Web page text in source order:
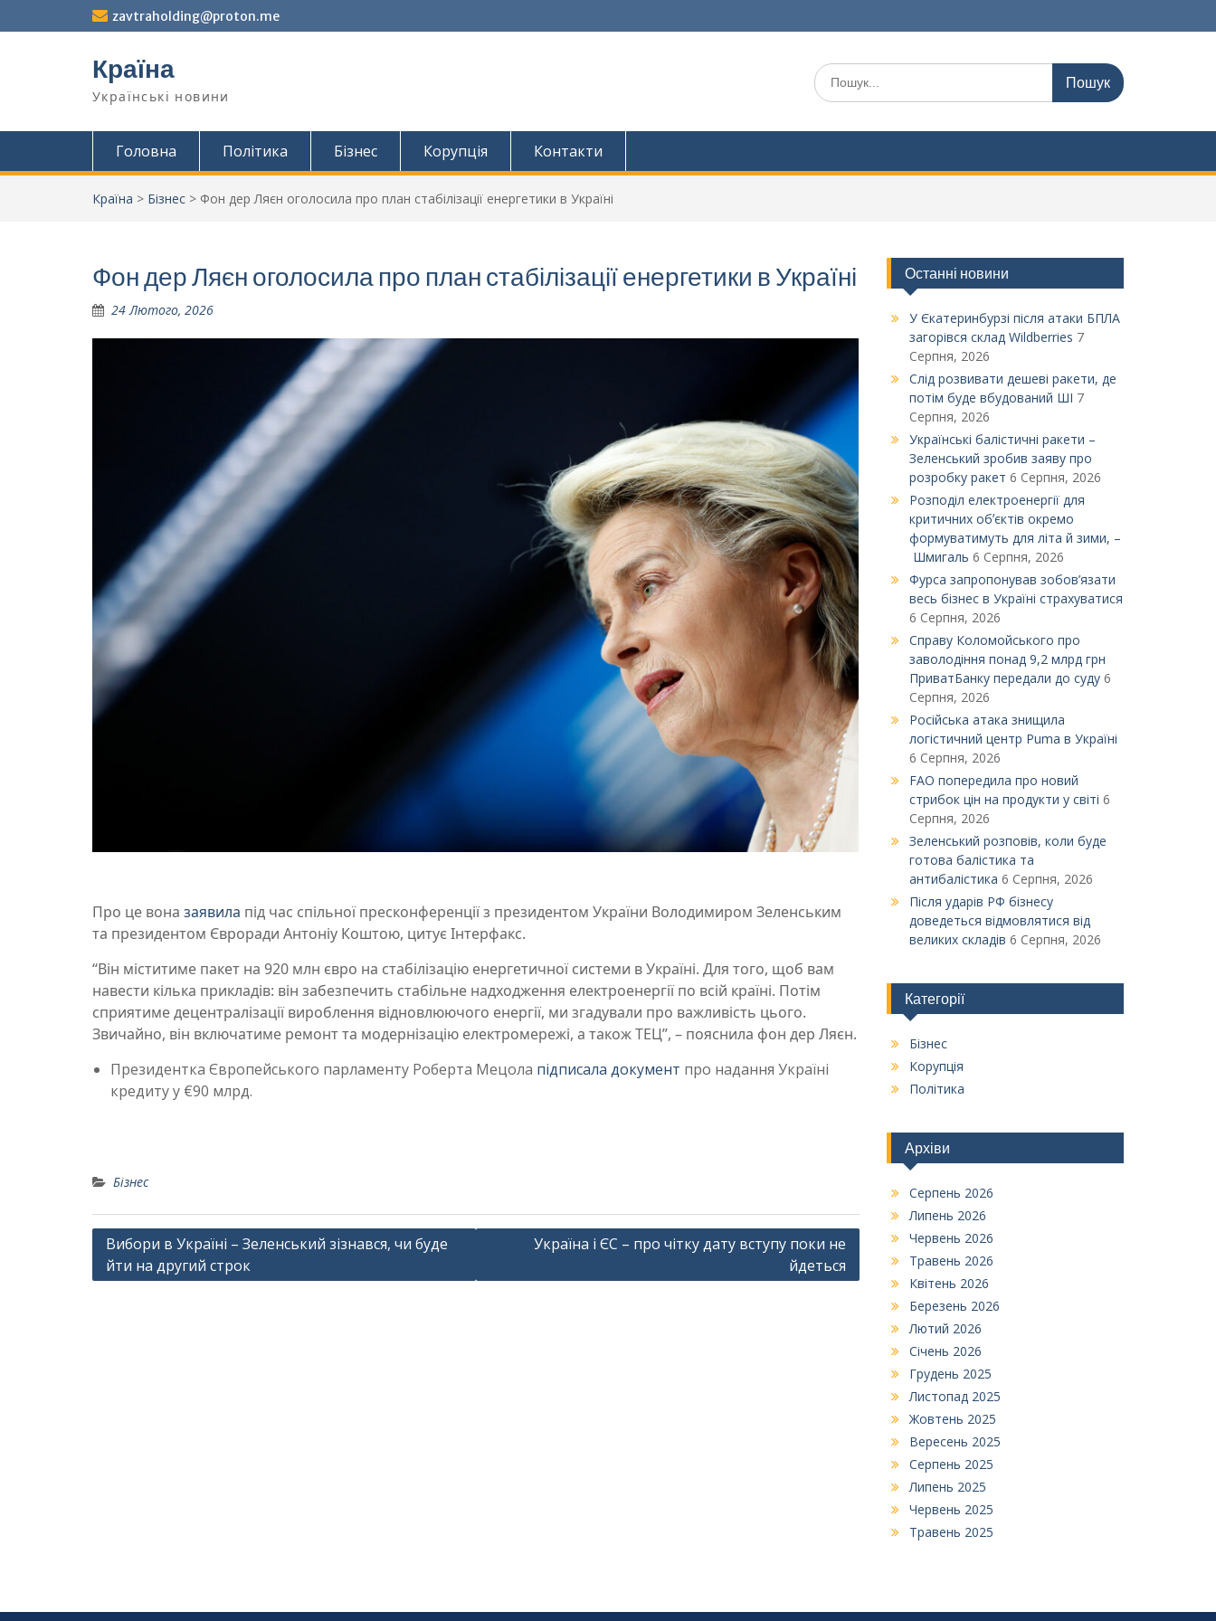
до
zavtraholding@proton.me
Країна
Українські новини
Шукати:
Головна Політика Бізнес Корупція Контакти
Країна > Бізнес > Фон дер Ляєн оголосила про план стабілізації енергетики в Україні
Фон дер Ляєн оголосила про план стабілізації енергетики в Україні
24 Лютого, 2026
Про це вона заявила під час спільної пресконференції з президентом України Володимиром Зеленським
та президентом Євроради Антоніу Коштою, цитує Інтерфакс.
“Він міститиме пакет на 920 млн євро на стабілізацію енергетичної системи в Україні. Для того, щоб вам
навести кілька прикладів: він забезпечить стабільне надходження електроенергії по всій країні. Потім
сприятиме децентралізації вироблення відновлюючого енергії, ми згадували про важливість цього.
Звичайно, він включатиме ремонт та модернізацію електромережі, а також ТЕЦ”, – пояснила фон дер Ляєн.
Президентка Європейського парламенту Роберта Мецола підписала документ про надання Україні
кредиту у €90 млрд.
Бізнес
Навігація
записів
Вибори в Україні – Зеленський зізнався, чи буде
йти на другий строк
Україна і ЄС – про чітку дату вступу поки не
йдеться
Останні новини
У Єкатеринбурзі після атаки БПЛА
загорівся склад Wildberries 7
Серпня, 2026
Слід розвивати дешеві ракети, де
потім буде вбудований ШІ 7
Серпня, 2026
Українські балістичні ракети –
Зеленський зробив заяву про
розробку ракет 6 Серпня, 2026
Розподіл електроенергії для
критичних обʼєктів окремо
формуватимуть для літа й зими, –
Шмигаль 6 Серпня, 2026
Фурса запропонував зобов’язати
весь бізнес в Україні страхуватися
6 Серпня, 2026
Справу Коломойського про
заволодіння понад 9,2 млрд грн
ПриватБанку передали до суду 6
Серпня, 2026
Російська атака знищила
логістичний центр Puma в Україні
6 Серпня, 2026
FAO попередила про новий
стрибок цін на продукти у світі 6
Серпня, 2026
Зеленський розповів, коли буде
готова балістика та
антибалістика 6 Серпня, 2026
Після ударів РФ бізнесу
доведеться відмовлятися від
великих складів 6 Серпня, 2026
Категорії
Бізнес
Корупція
Політика
Архіви
Серпень 2026
Липень 2026
Червень 2026
Травень 2026
Квітень 2026
Березень 2026
Лютий 2026
Січень 2026
Грудень 2025
Листопад 2025
Жовтень 2025
Вересень 2025
Серпень 2025
Липень 2025
Червень 2025
Травень 2025